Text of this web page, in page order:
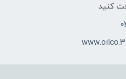
کنید